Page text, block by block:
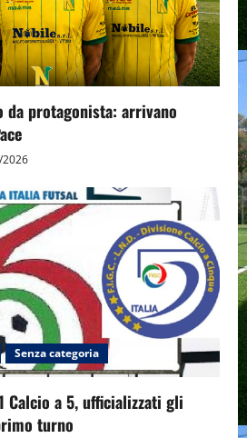
da protagonista: arrivano
Senza categoria
Calcio a 5, ufficializzati gli
turno